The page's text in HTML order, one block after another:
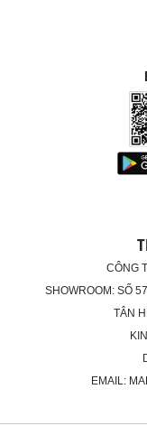
CÔNG
SHOWROOM: SỐ
TÂN
EMAIL: